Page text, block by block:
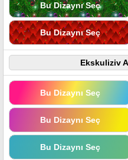
Bu Dizaynı Seç
Bu Dizaynı Seç
Ekskuliziv
Bu Dizaynı Seç
Bu Dizaynı Seç
Bu Dizaynı Seç